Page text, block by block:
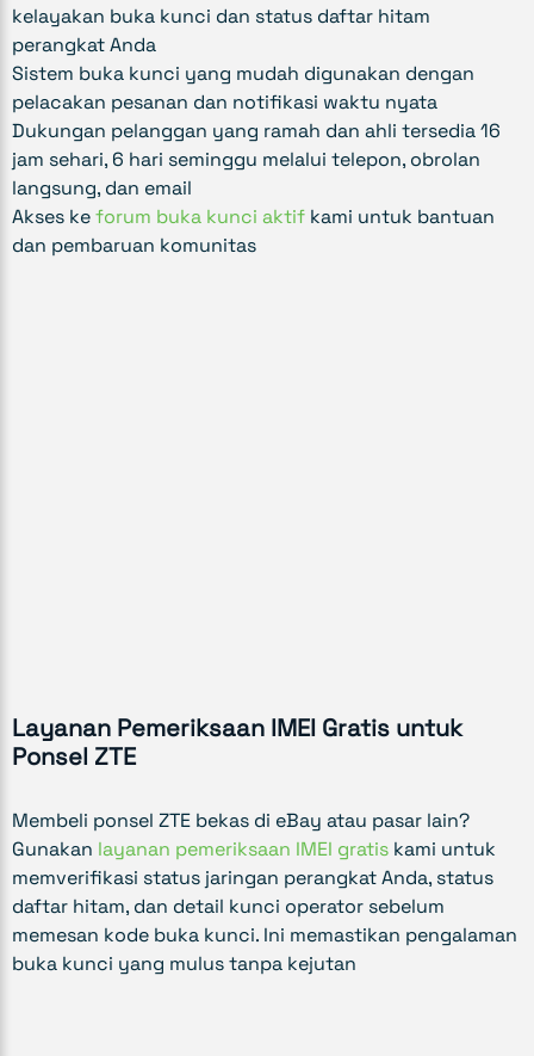
kelayakan buka kunci dan status daftar hitam
perangkat Anda
Sistem buka kunci yang mudah digunakan dengan
pelacakan pesanan dan notifikasi waktu nyata
Dukungan pelanggan yang ramah dan ahli tersedia 16
jam sehari, 6 hari seminggu melalui telepon, obrolan
langsung, dan email
Akses keforum buka kunci aktif kami untuk bantuan
dan pembaruan komunitas
Layanan Pemeriksaan IMEI Gratis untuk
Ponsel ZTE
Membeli ponsel ZTE bekas di eBay atau pasar lain?
Gunakan layanan pemeriksaan IMEI gratis kami untuk
memverifikasi status jaringan perangkat Anda, status
daftar hitam, dan detail kunci operator sebelum
memesan kode buka kunci. Ini memastikan pengalaman
buka kunci yang mulus tanpa kejutan